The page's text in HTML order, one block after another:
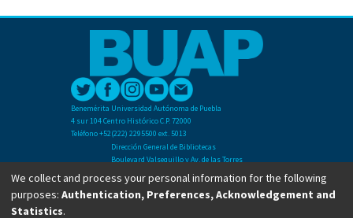
Benemérita Universidad Autónoma de Puebla
4 sur 104 Centro Histórico C.P. 72000
Teléfono +52(222) 2295500 ext. 5013
Dirección General de Bibliotecas
Boulevard Valsequillo y Av. de las Torres
Ciudad Universitaria. Col. San Manuel
C.P. 72570
Teléfono +52 (222) 2295500 Ext 2901
We collect and process your personal information for the following
purposes: Authentication, Preferences, Acknowledgement and
Statistics.